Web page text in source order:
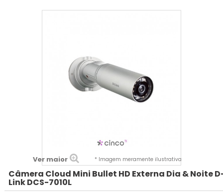
Ver maior * Imagem meramente ilustrativa
Câmera Cloud Mini Bullet HD Externa Dia & Noite
Link DCS-7010L